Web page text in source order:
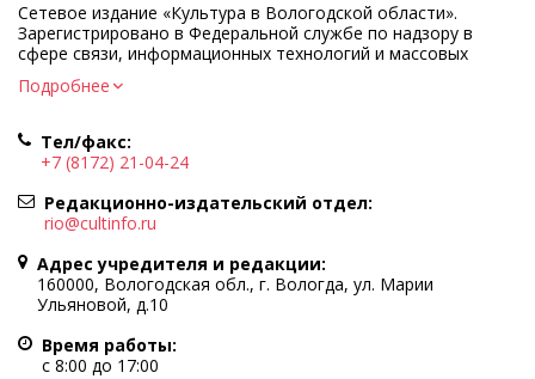
Сетевое издание «Культура в Вологодской области».
Зарегистрировано в Федеральной службе по надзору в
сфере связи, информационных технологий и массовых
коммуникаций.
Регистрационный номер и дата принятия решения о
Учредитель КУ ВО «Информационно-аналитический центр
культуры»
Адрес учредителя и редакции: 160000, Вологодская обл., г.
Вологда, ул. Марии Ульяновой, д.10
Главный редактор — Легчанова Елена Григорьевна
Политика в отношении обработки персональных данных
При полном или частичном использовании информации
портала гиперссылка на cultinfo.ru обязательна.
Редакция не несет ответственности за достоверность
Подробнее
Тел/факс:
+7 (8172) 21-04-24
Редакционно-издательский отдел:
rio@cultinfo.ru
Адрес учредителя и редакции:
160000, Вологодская обл., г. Вологда, ул. Марии
Ульяновой, д.10
Время работы:
с 8:00 до 17:00